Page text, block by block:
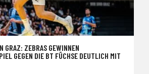
GRAZ: ZEBRAS GEWINNEN
GEGEN DIE BT FÜCHSE DEUTLICH MIT